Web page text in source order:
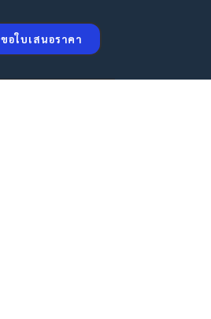
ขอใบเสนอราคา